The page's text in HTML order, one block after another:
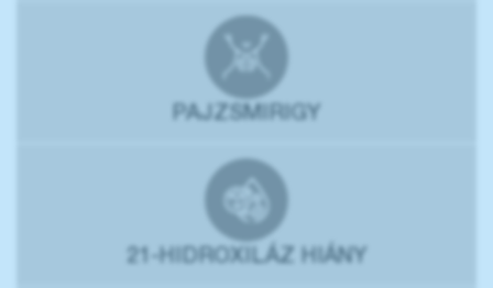
PAJZSMIRIGY
21-HIDROXILÁZ HIÁNY